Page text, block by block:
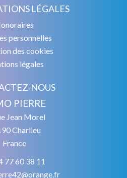
LÉGALES
personnelles
des cookies
légales
NOUS
PIERRE
Jean Morel
Charlieu
France
77 60 38 11